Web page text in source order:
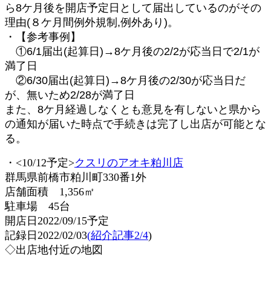
ら8ケ月後を開店予定日として届出しているのがその
理由(８ケ月間例外規制,例外あり)。
・【参考事例】
①6/1届出(起算日)→8ケ月後の2/2が応当日で2/1が
満了日
②6/30届出(起算日)→8ケ月後の2/30が応当日だ
が、無いため2/28が満了日
また、8ケ月経過しなくとも意見を有しないと県から
の通知が届いた時点で手続きは完了し出店が可能とな
る。
・<10/12予定>クスリのアオキ粕川店
群馬県前橋市粕川町330番1外
店舗面積 1,356㎡
駐車場 45台
開店日2022/09/15予定
記録日2022/02/03(紹介記事2/4)
◇出店地付近の地図